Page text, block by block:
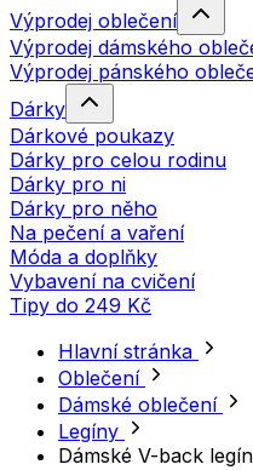
Výprodej oblečení
Výprodej dámského
Výprodej pánského
Dárky
Dárkové poukazy
Dárky pro celou rodinu
Dárky pro ni
Dárky pro něho
Na pečení a vaření
Móda a doplňky
Vybavení na cvičení
Tipy do 249 Kč
Hlavní stránka
Oblečení
Dámské oblečení
Legíny
Dámské V-back